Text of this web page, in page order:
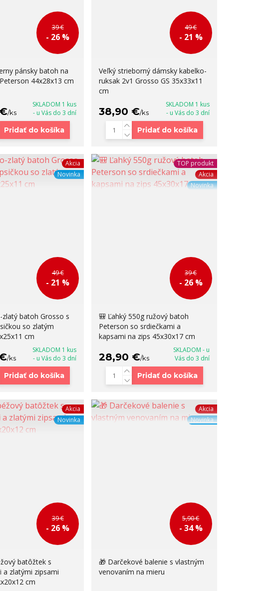
39 €
- 26 %
pánsky batoh na
44x28x13 cm
/ks
SKLADOM 1 kus
- u Vás do 3 dní
Pridať do košíka
49 €
- 21 %
Veľký strieborný dámsky kabelko-
ruksak 2v1 Grosso GS 35x33x11
cm
38,90 €/ks
SKLADOM 1 kus
- u Vás do 3 dní
Pridať do košíka
Akcia
Novinka
49 €
- 21 %
batoh Grosso s
so zlatým
cm
/ks
SKLADOM 1 kus
- u Vás do 3 dní
Pridať do košíka
TOP produkt
Akcia
Novinka
39 €
- 26 %
🎒 Ľahký 550g ružový batoh
Peterson so srdiečkami a
kapsami na zips 45x30x17 cm
28,90 €/ks
SKLADOM - u
Vás do 3 dní
Pridať do košíka
Akcia
Novinka
39 €
- 26 %
batôžtek s
a zlatými zipsami
cm
Akcia
Novinka
5,90 €
- 34 %
🎁 Darčekové balenie s vlastným
venovaním na mieru